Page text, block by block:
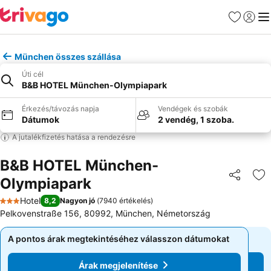
Kedvencek
München összes szállása
Úti cél
B&B HOTEL München-Olympiapark
Érkezés/távozás napja
Dátumok
Vendégek és szobák
2 vendég, 1 szoba.
A jutalékfizetés hatása a rendezésre
B&B HOTEL München-
Olympiapark
3 Kategória
Hotel 8,2 Nagyon jó (7940 értékelés)
Pelkovenstraße 156, 80992, München, Németország
A pontos árak megtekintéséhez válasszon dátumokat
Árak megjelenítése
A pontos árak megtekintéséhez válasszon dátumokat
Árak megjelenítése